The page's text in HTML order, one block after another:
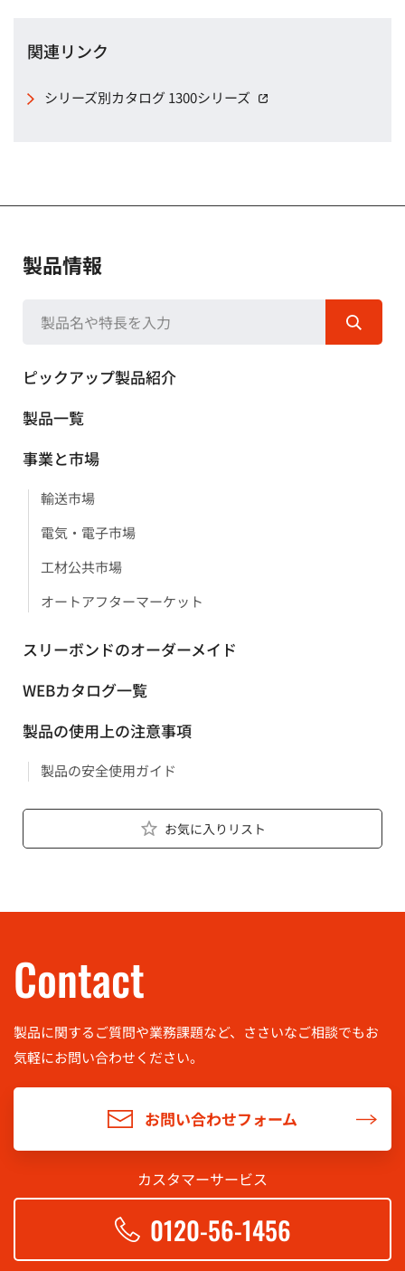
関連リンク
シリーズ別カタログ 1300シリーズ
製品情報
ピックアップ製品紹介
製品一覧
事業と市場
輸送市場
電気・電子市場
工材公共市場
オートアフターマーケット
スリーボンドのオーダーメイド
WEBカタログ一覧
製品の使用上の注意事項
製品の安全使用ガイド
お気に入りリスト
Contact
製品に関するご質問や業務課題など、ささいなご相談でもお
気軽にお問い合わせください。
お問い合わせフォーム
カスタマーサービス
0120-56-1456